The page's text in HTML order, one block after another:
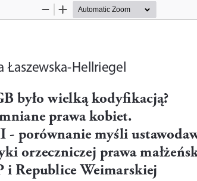
Zoom
Zoom
Łaszewska-Hellriegel
było wielką kodyfikacją?
prawa kobiet.
- porównanie myśli
orzeczniczej prawa
i Republice Weimarskiej